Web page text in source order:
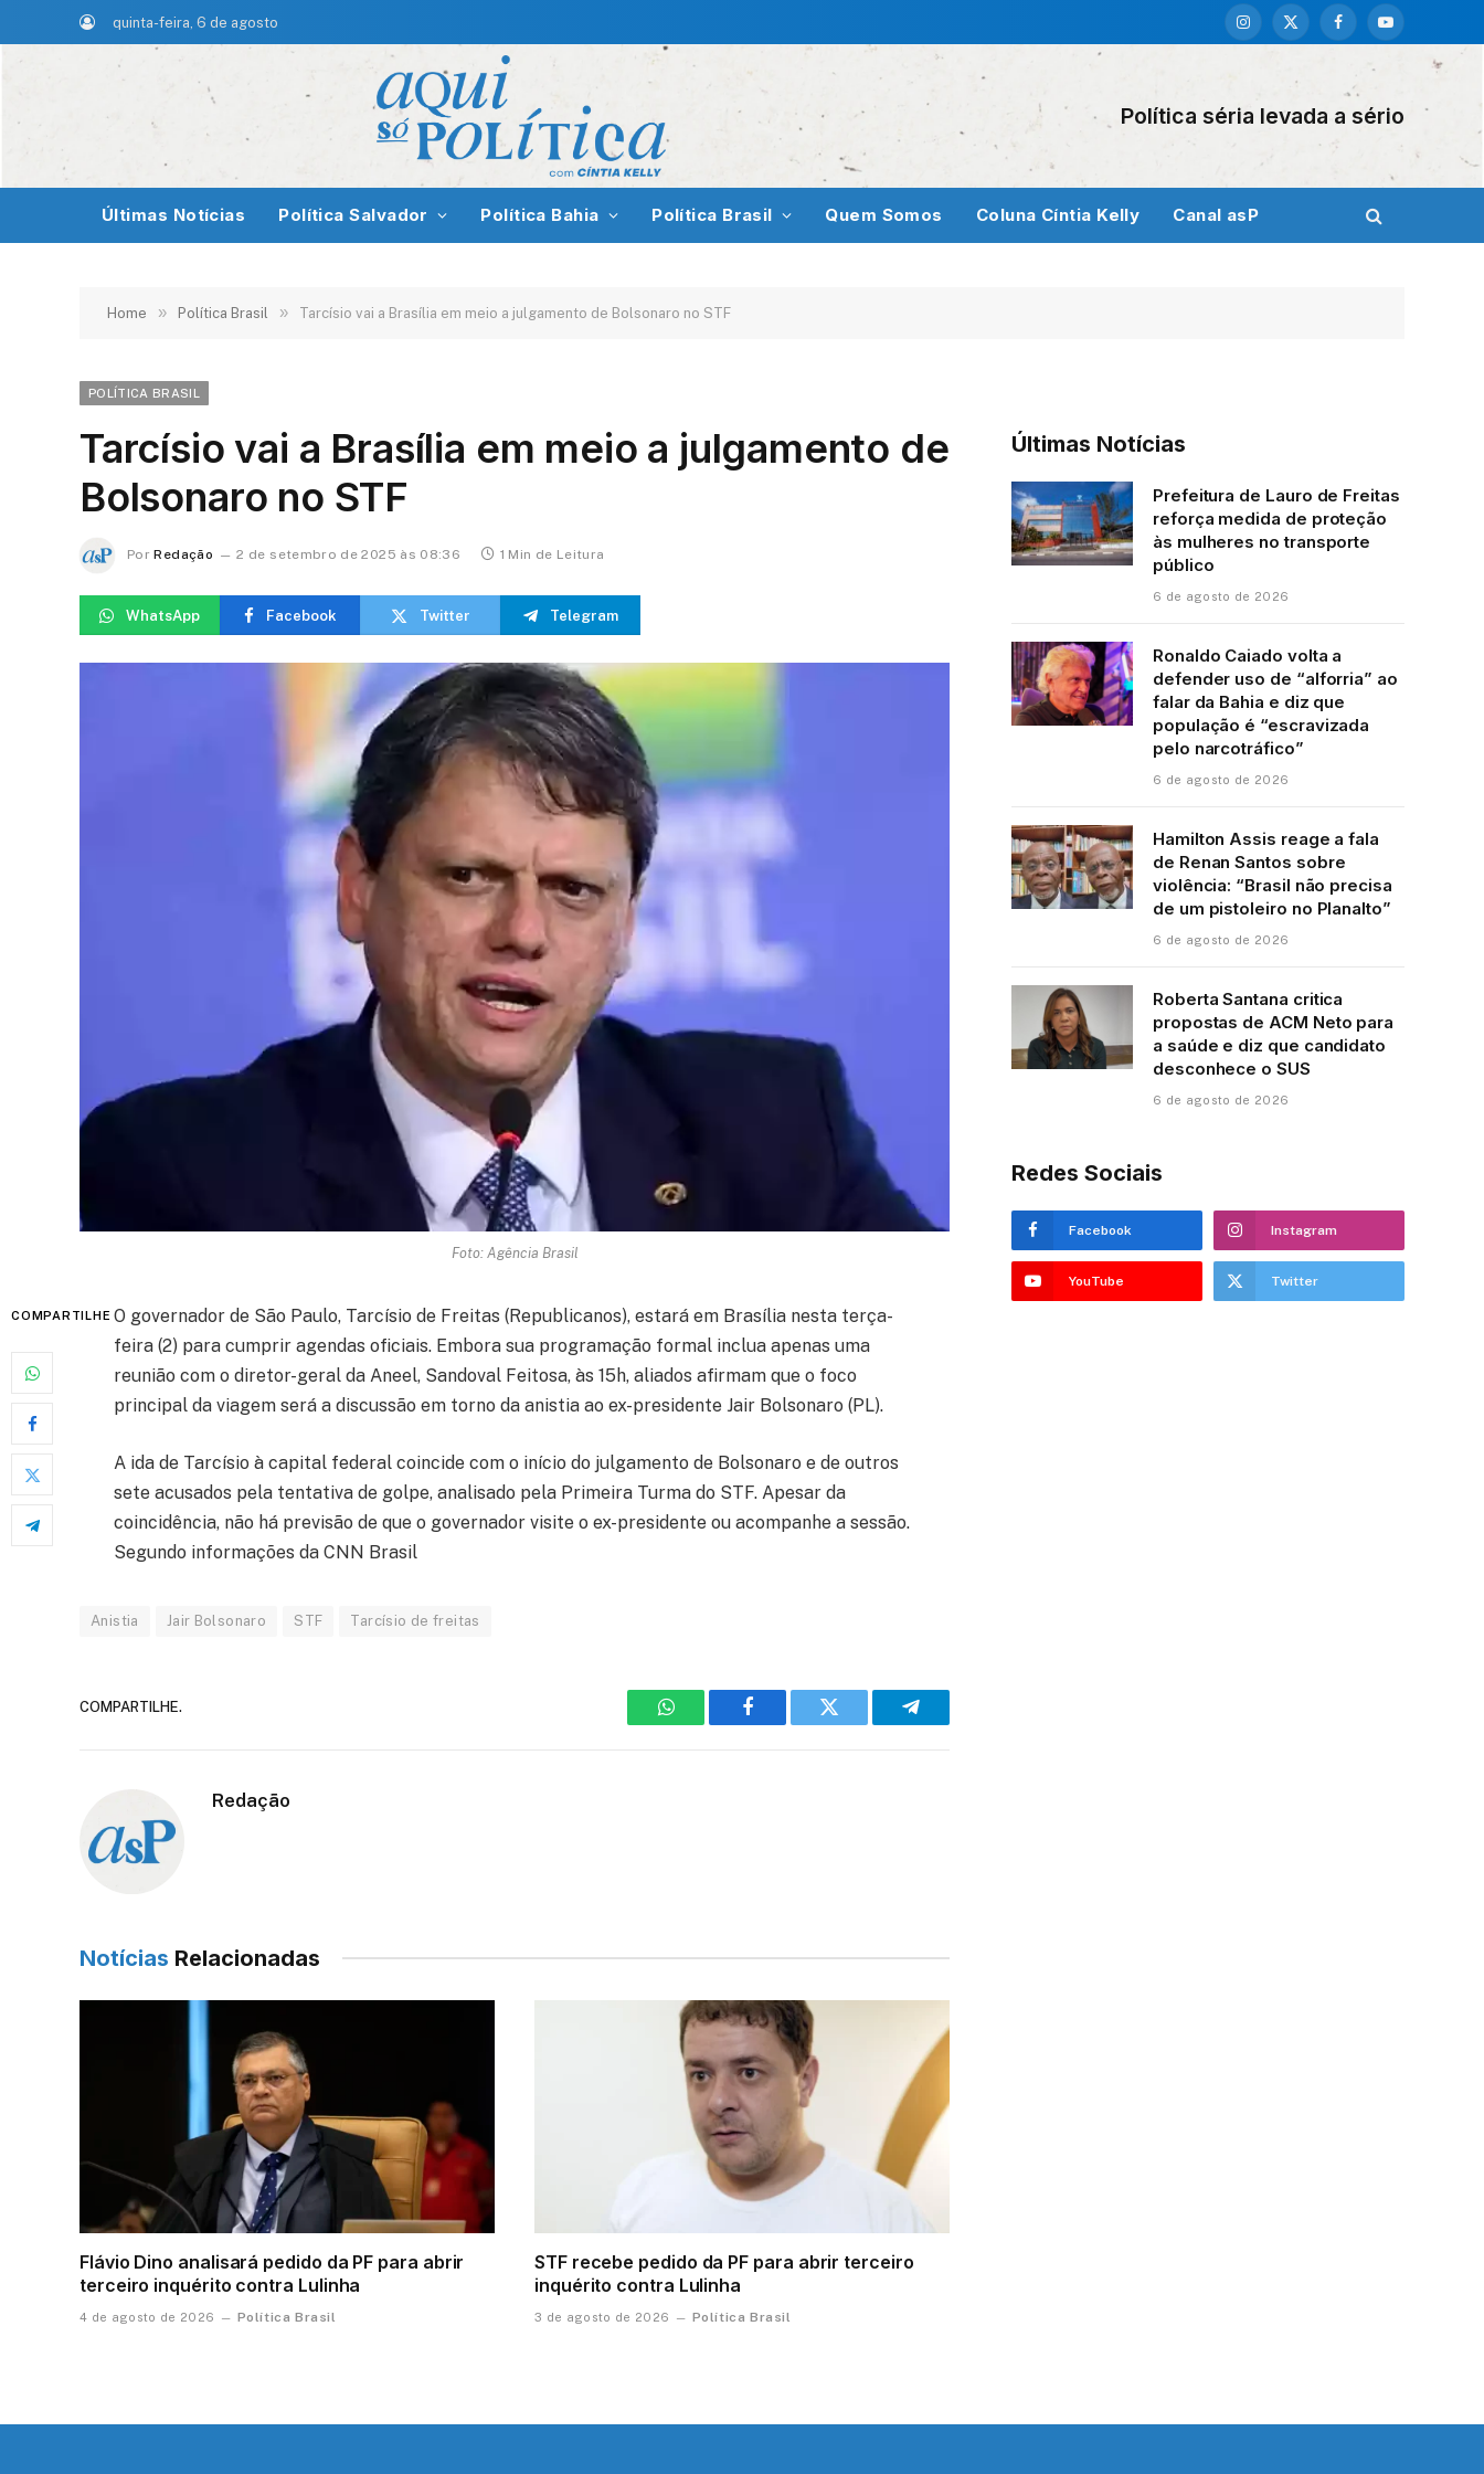
quinta-feira, 6 de agosto
Instagram
X
FacebookYouTube
Política séria levada a sério
Últimas Notícias Política Salvador Política Bahia Política Brasil Quem Somos Coluna Cíntia Kelly Canal asP
Home » Política Brasil » Tarcísio vai a Brasília em meio a julgamento de Bolsonaro no STF
POLÍTICA BRASIL
Tarcísio vai a Brasília em meio a julgamento de
Bolsonaro no STF
Por Redação 2 de setembro de 2025 às 08:36 1 Min de Leitura
WhatsApp Facebook Twitter Telegram
Foto: Agência Brasil
COMPARTILHE O governador de São Paulo, Tarcísio de Freitas (Republicanos), estará em Brasília nesta terça-
feira (2) para cumprir agendas oficiais. Embora sua programação formal inclua apenas uma
reunião com o diretor-geral da Aneel, Sandoval Feitosa, às 15h, aliados afirmam que o foco
principal da viagem será a discussão em torno da anistia ao ex-presidente Jair Bolsonaro (PL).
A ida de Tarcísio à capital federal coincide com o início do julgamento de Bolsonaro e de outros
sete acusados pela tentativa de golpe, analisado pela Primeira Turma do STF. Apesar da
coincidência, não há previsão de que o governador visite o ex-presidente ou acompanhe a sessão.
Segundo informações da CNN Brasil
Anistia Jair Bolsonaro STF Tarcísio de freitas
COMPARTILHE.
WhatsAppFacebook Twitter Telegram
Redação
Notícias Relacionadas
Flávio Dino analisará pedido da PF para abrir
terceiro inquérito contra Lulinha
4 de agosto de 2026 Política Brasil
STF recebe pedido da PF para abrir terceiro
inquérito contra Lulinha
3 de agosto de 2026 Política Brasil
Últimas Notícias
Prefeitura de Lauro de Freitas
reforça medida de proteção
às mulheres no transporte
público
6 de agosto de 2026
Ronaldo Caiado volta a
defender uso de “alforria” ao
falar da Bahia e diz que
população é “escravizada
pelo narcotráfico”
6 de agosto de 2026
Hamilton Assis reage a fala
de Renan Santos sobre
violência: “Brasil não precisa
de um pistoleiro no Planalto”
6 de agosto de 2026
Roberta Santana critica
propostas de ACM Neto para
a saúde e diz que candidato
desconhece o SUS
6 de agosto de 2026
Redes Sociais
Facebook Instagram
YouTube Twitter